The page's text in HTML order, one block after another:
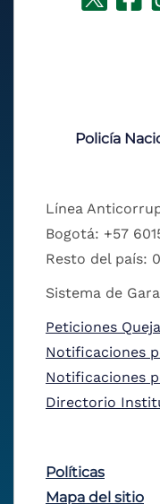
Policía
Línea
Bogotá: +57
Resto del país:
Sistema de
Peticiones
Notificaciones
Notificaciones
Directorio
Políticas
Mapa del sitio